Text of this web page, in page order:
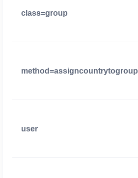
class=group
method=assigncountrytogroup
user